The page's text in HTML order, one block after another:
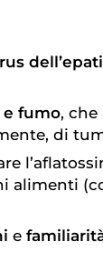
e fumo,
di
alimenti
e